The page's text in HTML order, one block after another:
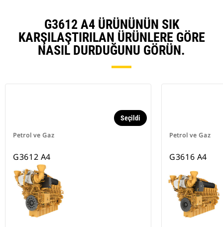
G3612 A4 ÜRÜNÜNÜN SIK
KARŞILAŞTIRILAN ÜRÜNLERE GÖRE
NASIL DURDUĞUNU GÖRÜN.
Petrol ve Gaz
Seçildi
G3612 A4
Petrol ve Gaz
G3616 A4